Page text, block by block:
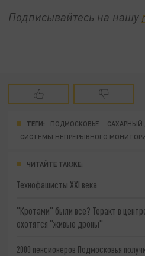
Подписывайтесь на нашу
ТЕГИ: ПОДМОСКОВЬЕ
САХАРНЫЙ
СИСТЕМЫ НЕПРЕРЫВНОГО
ЧИТАЙТЕ ТАКЖЕ:
Технофашисты XXI века
"Кротами" были все? Теракт в
охотятся "живые дроны"
2000 пенсионеров Подмосковья